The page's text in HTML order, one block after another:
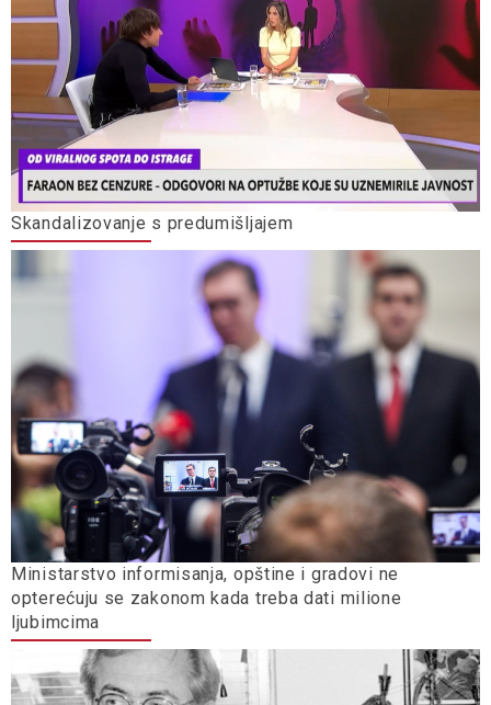
Skandalizovanje s predumišljajem
Ministarstvo informisanja, opštine i gradovi ne
opterećuju se zakonom kada treba dati milione
ljubimcima